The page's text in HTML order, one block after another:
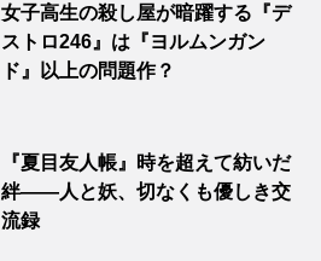
女子高生の殺し屋が暗躍する『デ
ストロ246』は『ヨルムンガン
ド』以上の問題作？
『夏目友人帳』時を超えて紡いだ
絆――人と妖、切なくも優しき交
流録